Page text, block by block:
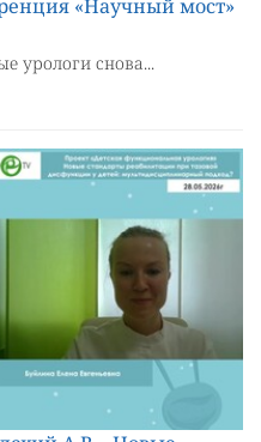
«Научный мост»
урологи снова...